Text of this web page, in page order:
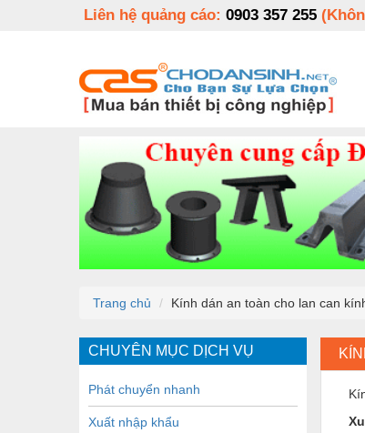
Liên hệ quảng cáo: 0903 357 255
Trang chủ Kính dán an toàn cho lan can
CHUYÊN MỤC DỊCH VỤ
Phát chuyển nhanh
Xuất nhập khẩu